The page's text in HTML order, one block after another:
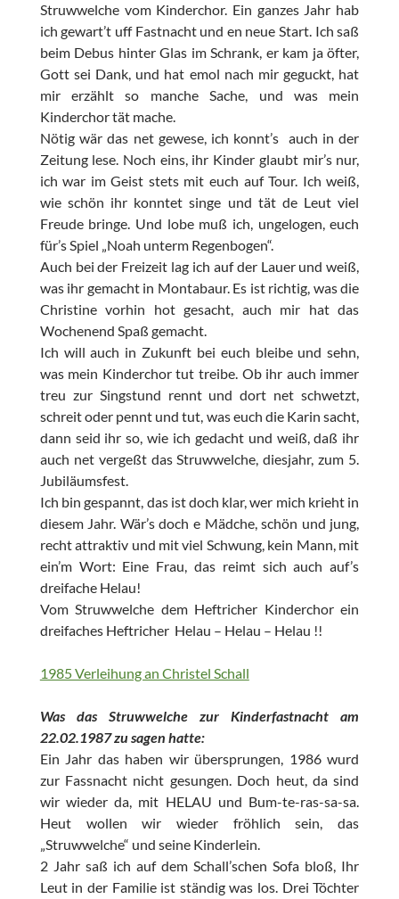
Struwwelche vom Kinderchor. Ein ganzes Jahr hab
ich gewart’t uff Fastnacht und en neue Start. Ich saß
beim Debus hinter Glas im Schrank, er kam ja öfter,
Gott sei Dank, und hat emol nach mir geguckt, hat
mir erzählt so manche Sache, und was mein
Kinderchor tät mache.
Nötig wär das net gewese, ich konnt’s auch in der
Zeitung lese. Noch eins, ihr Kinder glaubt mir’s nur,
ich war im Geist stets mit euch auf Tour. Ich weiß,
wie schön ihr konntet singe und tät de Leut viel
Freude bringe. Und lobe muß ich, ungelogen, euch
für’s Spiel „Noah unterm Regenbogen“.
Auch bei der Freizeit lag ich auf der Lauer und weiß,
was ihr gemacht in Montabaur. Es ist richtig, was die
Christine vorhin hot gesacht, auch mir hat das
Wochenend Spaß gemacht.
Ich will auch in Zukunft bei euch bleibe und sehn,
was mein Kinderchor tut treibe. Ob ihr auch immer
treu zur Singstund rennt und dort net schwetzt,
schreit oder pennt und tut, was euch die Karin sacht,
dann seid ihr so, wie ich gedacht und weiß, daß ihr
auch net vergeßt das Struwwelche, diesjahr, zum 5.
Jubiläumsfest.
Ich bin gespannt, das ist doch klar, wer mich krieht in
diesem Jahr. Wär’s doch e Mädche, schön und jung,
recht attraktiv und mit viel Schwung, kein Mann, mit
ein’m Wort: Eine Frau, das reimt sich auch auf’s
dreifache Helau!
Vom Struwwelche dem Heftricher Kinderchor ein
dreifaches Heftricher Helau – Helau – Helau !!
1985 Verleihung an Christel Schall
Was das Struwwelche zur Kinderfastnacht am
22.02.1987 zu sagen hatte:
Ein Jahr das haben wir übersprungen, 1986 wurd
zur Fassnacht nicht gesungen. Doch heut, da sind
wir wieder da, mit HELAU und Bum-te-ras-sa-sa.
Heut wollen wir wieder fröhlich sein, das
„Struwwelche“ und seine Kinderlein.
2 Jahr saß ich auf dem Schall’schen Sofa bloß, Ihr
Leut in der Familie ist ständig was los. Drei Töchter